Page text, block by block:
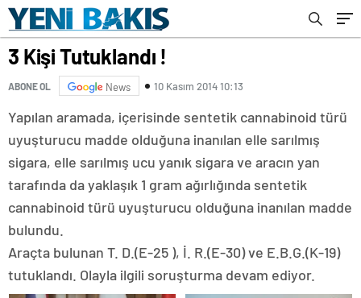
3 Kişi Tutuklandı !
ABONE OL News 10 Kasım 2014 10:13
Yapılan aramada, içerisinde sentetik cannabinoid türü
uyuşturucu madde olduğuna inanılan elle sarılmış
sigara, elle sarılmış ucu yanık sigara ve aracın yan
tarafında da yaklaşık 1 gram ağırlığında sentetik
cannabinoid türü uyuşturucu olduğuna inanılan madde
bulundu.
Araçta bulunan T. D.(E-25 ), İ. R.(E-30) ve E.B.G.(K-19)
tutuklandı. Olayla ilgili soruşturma devam ediyor.